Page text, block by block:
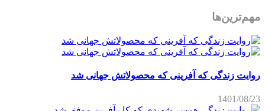
مهم‌ترین‌ها
روایت زندگی که آفرینی که محصولاتش جهانی شد
1401/08/23